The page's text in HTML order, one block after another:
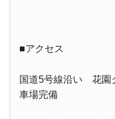
■アクセス
国道5号線沿い 花園
車場完備